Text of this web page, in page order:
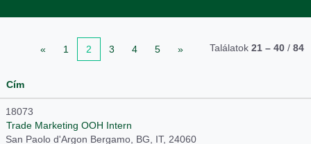
Találatok 21 – 40 / 84
« 1 2 3 4 5 »
Cím
18073
Trade Marketing OOH Intern
San Paolo d'Argon Bergamo, BG, IT, 24060